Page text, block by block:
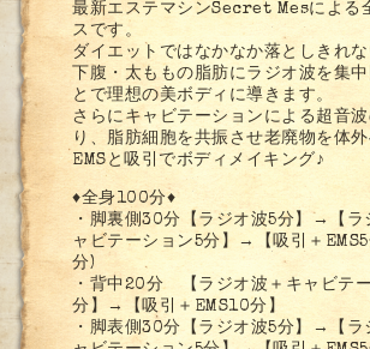
最新エステマシンSecret Mesによる
スです。
ダイエットではなかなか落としきれな
下腹・太ももの脂肪にラジオ波を集
とで理想の美ボディに導きます。
さらにキャビテーションによる超音波
り、脂肪細胞を共振させ老廃物を体外
EMSと吸引でボディメイキング♪
♦︎全身100分♦︎
・脚裏側30分【ラジオ波5分】→【ラ
ャビテーション5分】→【吸引＋
分)
・背中20分 【ラジオ波＋キャビテ
分】→【吸引＋EMS10分】
・脚表側30分【ラジオ波5分】→【ラ